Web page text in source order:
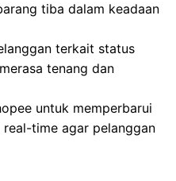
tiba dalam keadaan
terkait status
tenang dan
untuk memperbarui
time agar pelanggan